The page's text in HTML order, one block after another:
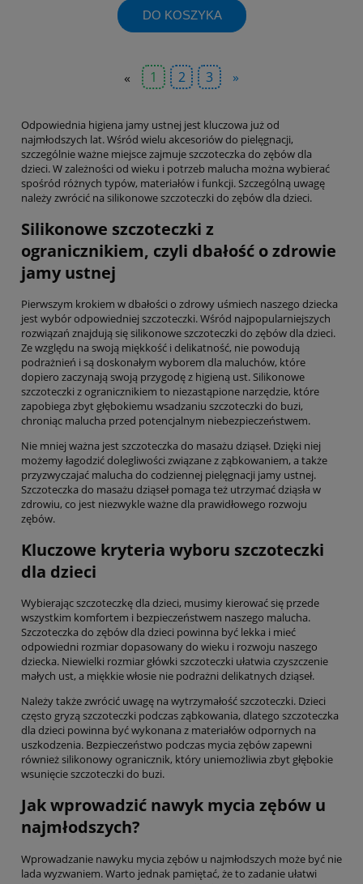
DO KOSZYKA
« 1 2 3 »
Odpowiednia higiena jamy ustnej jest kluczowa już od
najmłodszych lat. Wśród wielu akcesoriów do pielęgnacji,
szczególnie ważne miejsce zajmuje szczoteczka do zębów dla
dzieci. W zależności od wieku i potrzeb malucha można wybierać
spośród różnych typów, materiałów i funkcji. Szczególną uwagę
należy zwrócić na silikonowe szczoteczki do zębów dla dzieci.
Silikonowe szczoteczki z
ogranicznikiem, czyli dbałość o zdrowie
jamy ustnej
Pierwszym krokiem w dbałości o zdrowy uśmiech naszego dziecka
jest wybór odpowiedniej szczoteczki. Wśród najpopularniejszych
rozwiązań znajdują się silikonowe szczoteczki do zębów dla dzieci.
Ze względu na swoją miękkość i delikatność, nie powodują
podrażnień i są doskonałym wyborem dla maluchów, które
dopiero zaczynają swoją przygodę z higieną ust. Silikonowe
szczoteczki z ogranicznikiem to niezastąpione narzędzie, które
zapobiega zbyt głębokiemu wsadzaniu szczoteczki do buzi,
chroniąc malucha przed potencjalnym niebezpieczeństwem.
Nie mniej ważna jest szczoteczka do masażu dziąseł. Dzięki niej
możemy łagodzić dolegliwości związane z ząbkowaniem, a także
przyzwyczajać malucha do codziennej pielęgnacji jamy ustnej.
Szczoteczka do masażu dziąseł pomaga też utrzymać dziąsła w
zdrowiu, co jest niezwykle ważne dla prawidłowego rozwoju
zębów.
Kluczowe kryteria wyboru szczoteczki
dla dzieci
Wybierając szczoteczkę dla dzieci, musimy kierować się przede
wszystkim komfortem i bezpieczeństwem naszego malucha.
Szczoteczka do zębów dla dzieci powinna być lekka i mieć
odpowiedni rozmiar dopasowany do wieku i rozwoju naszego
dziecka. Niewielki rozmiar główki szczoteczki ułatwia czyszczenie
małych ust, a miękkie włosie nie podrażni delikatnych dziąseł.
Należy także zwrócić uwagę na wytrzymałość szczoteczki. Dzieci
często gryzą szczoteczki podczas ząbkowania, dlatego szczoteczka
dla dzieci powinna być wykonana z materiałów odpornych na
uszkodzenia. Bezpieczeństwo podczas mycia zębów zapewni
również silikonowy ogranicznik, który uniemożliwia zbyt głębokie
wsunięcie szczoteczki do buzi.
Jak wprowadzić nawyk mycia zębów u
najmłodszych?
Wprowadzanie nawyku mycia zębów u najmłodszych może być nie
lada wyzwaniem. Warto jednak pamiętać, że to zadanie ułatwi